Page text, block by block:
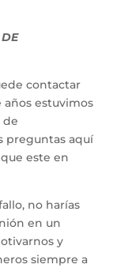
contactar
estuvimos
de
preguntas aquí
este en
no harías
en un
y
siempre a